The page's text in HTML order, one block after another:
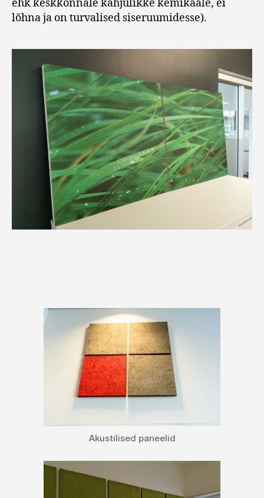
ehk keskkonnale kahjulikke kemikaale, ei
lõhna ja on turvalised siseruumidesse).
Akustilised paneelid